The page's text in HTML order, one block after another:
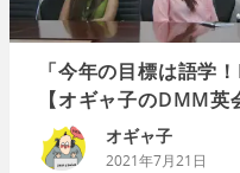
「今年の目標は語学
【オギャ子のDMM英
オギャ子
2021年7月21日